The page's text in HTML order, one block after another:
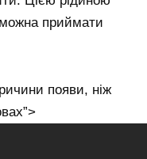
приймати
появи, ніж